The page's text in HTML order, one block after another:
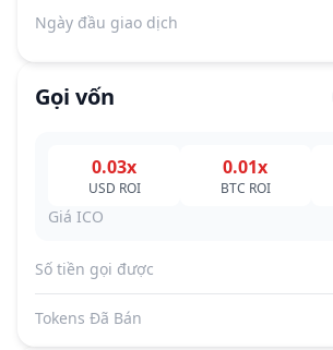
Ngày đầu giao dịch
Gọi vốn
0.03x
USD ROI
0.01x
BTC ROI
Giá ICO
Số tiền gọi được
Tokens Đã Bán